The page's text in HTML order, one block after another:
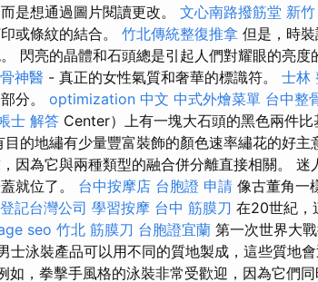
是想通過圖片閱讀更改。 文心南路撥筋堂 新
或條紋的結合。 竹北傳統整復推拿 但是，時
閃亮的晶體和石頭總是引起人們對耀眼的亮度
神醫 - 真正的女性氣質和奢華的標識符。 士林
分。 optimization 中文 中式外燴菜單 台中整
士 解答 Center）上有一塊大石頭的黑色兩件比
的地繡有少量豐富裝飾的顏色速率繡花的好主
因為它與兩種類型的融合併分離直接相關。
就位了。 台中按摩店 台胞證 申請 像古董角一
登記台灣公司 學習按摩 台中 筋膜刀 在20世紀，
seo 竹北 筋膜刀 台胞證宜蘭 第一次世界大
士泳裝產品可以用不同的質地製成，這些質地
如，拳擊手風格的泳裝非常受歡迎，因為它們